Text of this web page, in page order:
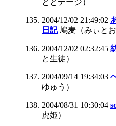
2004/12/02 21:49:02
日記 鳩麦（みぃとお
2004/12/02 02:32:45
と生徒）
2004/09/14 19:34:03
ゆゅう）
2004/08/31 10:30:04
虎姫）